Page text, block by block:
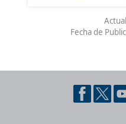
Fecha de
Pie de página con